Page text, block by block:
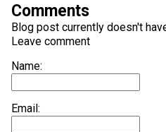
Comments
Blog post currently doesn't
Leave comment
Name:
Email: